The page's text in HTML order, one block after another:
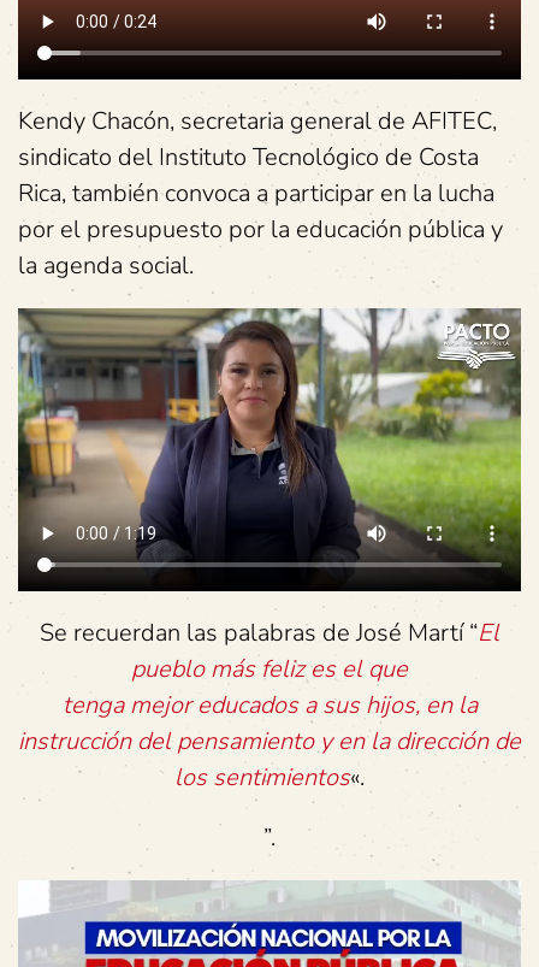
Kendy Chacón, secretaria general de AFITEC,
sindicato del Instituto Tecnológico de Costa
Rica, también convoca a participar en la lucha
por el presupuesto por la educación pública y
la agenda social.
Se recuerdan las palabras de José Martí “El
pueblo más feliz es el que
tenga mejor educados a sus hijos, en la
instrucción del pensamiento y en la dirección de
los sentimientos«.
”.